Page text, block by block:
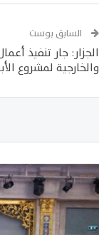
السابق بوست
الجزار: جار تنفيذ
والخارجية لمشروع